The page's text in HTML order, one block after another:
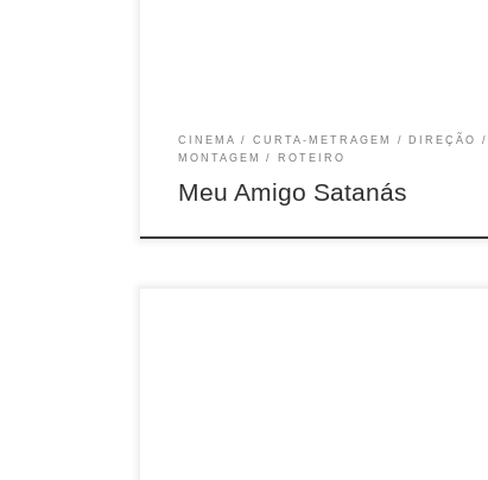
CINEMA CURTA-METRAGEM
DIREÇÃO
MONTAGEM
ROTEIRO
Meu Amigo Satanás